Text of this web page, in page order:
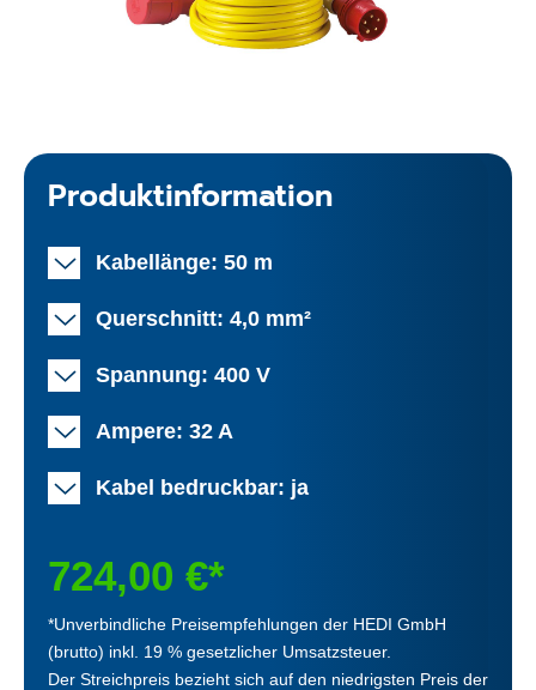
Produktinformation
Kabellänge: 50 m
Querschnitt: 4,0 mm²
Spannung: 400 V
Ampere: 32 A
Kabel bedruckbar: ja
724,00 €*
*Unverbindliche Preisempfehlungen der HEDI GmbH
(brutto) inkl. 19 % gesetzlicher Umsatzsteuer.
Der Streichpreis bezieht sich auf den niedrigsten Preis der